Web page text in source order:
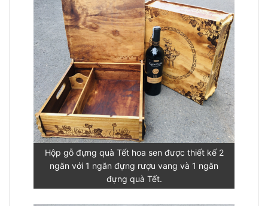
Hộp gỗ đựng quà Tết hoa sen được thiết kế 2
ngăn với 1 ngăn đựng rượu vang và 1 ngăn
đựng quà Tết.